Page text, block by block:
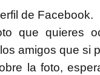
de Facebook.
que quieres
amigos que si
la foto,